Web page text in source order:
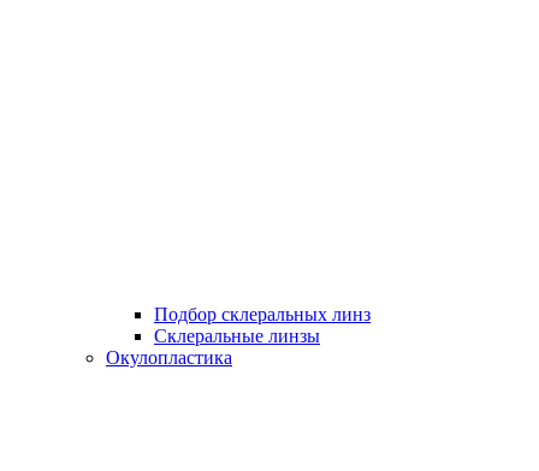
Подбор склеральных линз
Склеральные линзы
Окулопластика